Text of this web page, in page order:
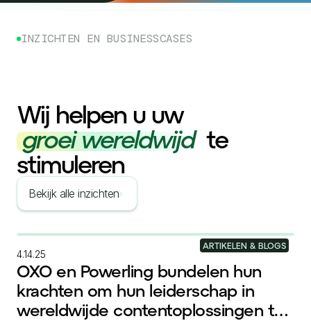
INZICHTEN EN BUSINESSCASES
Wij helpen u uw
groei wereldwijd te
stimuleren
Bekijk alle inzichten
4.14.25
OXO en Powerling bundelen hun
krachten om hun leiderschap in
wereldwijde contentoplossingen te
ARTIKELEN & BLOGS